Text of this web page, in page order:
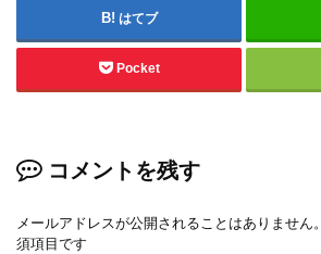
はてブ
Pocket
コメントを残す
メールアドレスが公開されることはありません。
須項目です